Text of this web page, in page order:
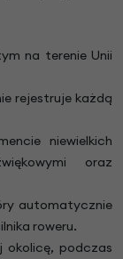
na terenie Unii
rejestruje każdą
niewielkich
oraz
automatycznie
roweru.
okolicę, podczas